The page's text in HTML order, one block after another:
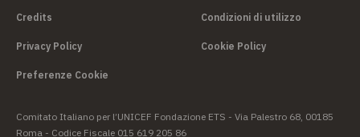
Credits Condizioni di utilizzo
Privacy Policy Cookie Policy
Preferenze Cookie
Comitato Italiano per l’UNICEF Fondazione ETS - Via Palestro 68, 00185
Roma - Codice Fiscale 015 619 205 86